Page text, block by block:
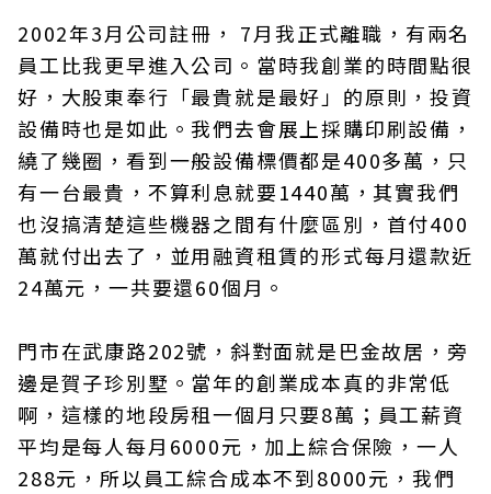
2002年3月公司註冊， 7月我正式離職，有兩名
員工比我更早進入公司。當時我創業的時間點很
好，大股東奉行「最貴就是最好」的原則，投資
設備時也是如此。我們去會展上採購印刷設備，
繞了幾圈，看到一般設備標價都是400多萬，只
有一台最貴，不算利息就要1440萬，其實我們
也沒搞清楚這些機器之間有什麼區別，首付400
萬就付出去了，並用融資租賃的形式每月還款近
24萬元，一共要還60個月。
門市在武康路202號，斜對面就是巴金故居，旁
邊是賀子珍別墅。當年的創業成本真的非常低
啊，這樣的地段房租一個月只要8萬；員工薪資
平均是每人每月6000元，加上綜合保險，一人
288元，所以員工綜合成本不到8000元，我們